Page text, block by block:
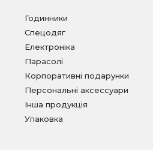
Годинники
Спецодяг
Електроніка
Парасолі
Корпоративні подарунки
Персональні аксессуари
Інша продукція
Упаковка